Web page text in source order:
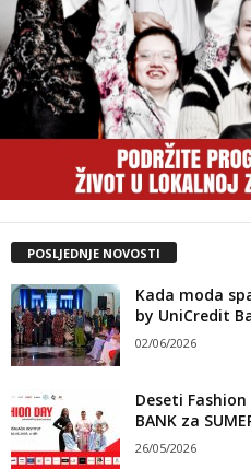
POSLJEDNJE NOVOSTI
Kada moda
by UniCredit
02/06/2026
Deseti Fashion
BANK za
26/05/2026